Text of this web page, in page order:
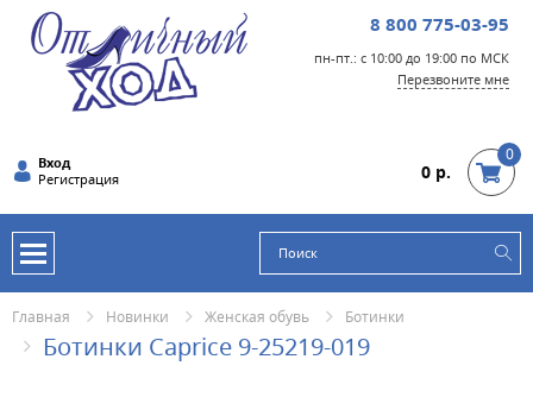
8 800 775-03-95
пн-пт.: с 10:00 до 19:00 по МСК
Перезвоните мне
Вход
Регистрация
0 р.
0
Главная Новинки Женская обувь Ботинки
Ботинки Caprice 9-25219-019